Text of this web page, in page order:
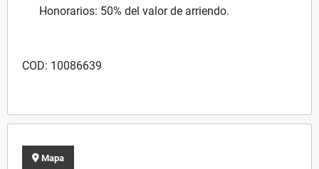
Honorarios: 50% del valor de arriendo.
COD: 10086639
Mapa